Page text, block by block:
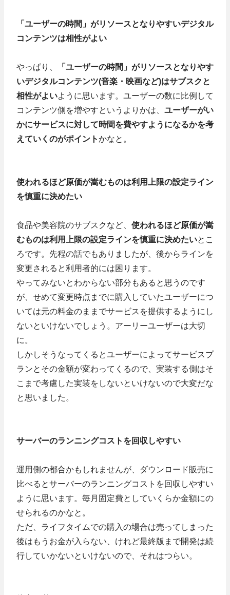
「ユーザーの時間」がリソースとなりやすいデジタル
コンテンツは相性がよい
やっぱり、
「ユーザーの時間」がリソースとなりやす
いデジタルコンテンツ(音楽・映画など)はサブスクと
相性がよいように思います。ユーザーの数に比例して
コンテンツ側を増やすというよりかは、 ユーザーがい
かにサービスに対して時間を費やすようになるかを考
えていくのがポイントかなと。
使われるほど原価が嵩むものは利用上限の設定ライン
を慎重に決めたい
食品や美容院のサブスクなど、 使われるほど原価が嵩
むものは利用上限の設定ラインを慎重に決めたいとこ
ろです。先程の話でもありましたが、後からラインを
変更されると利用者的には困ります。
やってみないとわからない部分もあると思うのです
が、せめて変更時点までに購入していたユーザーにつ
いては元の料金のままでサービスを提供するようにし
ないといけないでしょう。アーリーユーザーは大切
に。
しかしそうなってくるとユーザーによってサービスプ
ランとその金額が変わってくるので、実装する側はそ
こまで考慮した実装をしないといけないので大変だな
と思いました。
サーバーのランニングコストを回収しやすい
運用側の都合かもしれませんが、ダウンロード販売に
比べるとサーバーのランニングコストを回収しやすい
ように思います。毎月固定費としていくらか金額にの
せられるのかなと。
ただ、ライフタイムでの購入の場合は売ってしまった
後はもうお金が入らない、けれど最終版まで開発は続
行していかないといけないので、それはつらい。